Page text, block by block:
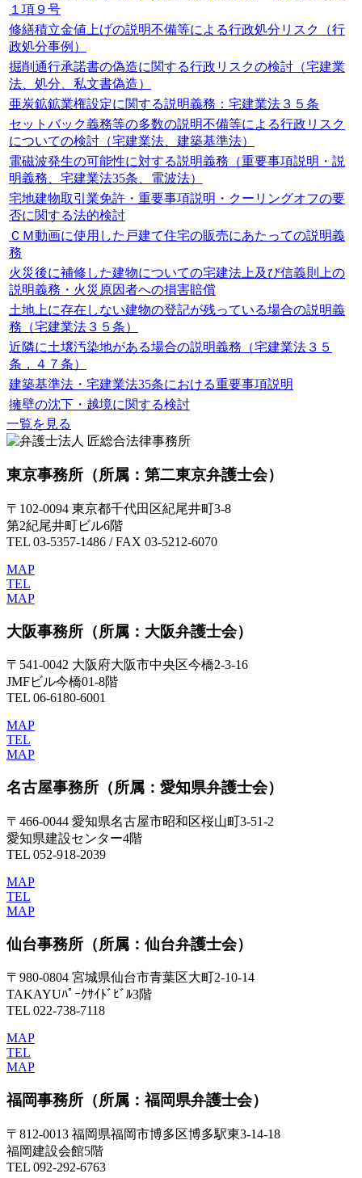
１項９号
修繕積立金値上げの説明不備等による行政処分リスク（行
政処分事例）
掘削通行承諾書の偽造に関する行政リスクの検討（宅建業
法、処分、私文書偽造）
亜炭鉱鉱業権設定に関する説明義務：宅建業法３５条
セットバック義務等の多数の説明不備等による行政リスク
についての検討（宅建業法、建築基準法）
電磁波発生の可能性に対する説明義務（重要事項説明・説
明義務、宅建業法35条、電波法）
宅地建物取引業免許・重要事項説明・クーリングオフの要
否に関する法的検討
ＣＭ動画に使用した戸建て住宅の販売にあたっての説明義
務
火災後に補修した建物についての宅建法上及び信義則上の
説明義務・火災原因者への損害賠償
土地上に存在しない建物の登記が残っている場合の説明義
務（宅建業法３５条）
近隣に土壌汚染地がある場合の説明義務（宅建業法３５
条，４７条）
建築基準法・宅建業法35条における重要事項説明
擁壁の沈下・越境に関する検討
一覧を見る
東京事務所 （所属：第二東京弁護士会）
〒102-0094 東京都千代田区紀尾井町3-8
第2紀尾井町ビル6階
TEL 03-5357-1486 / FAX 03-5212-6070
MAP
TEL
MAP
大阪事務所 （所属：大阪弁護士会）
〒541-0042 大阪府大阪市中央区今橋2-3-16
JMFビル今橋01-8階
TEL 06-6180-6001
MAP
TEL
MAP
名古屋事務所 （所属：愛知県弁護士会）
〒466-0044 愛知県名古屋市昭和区桜山町3-51-2
愛知県建設センター4階
TEL 052-918-2039
MAP
TEL
MAP
仙台事務所 （所属：仙台弁護士会）
〒980-0804 宮城県仙台市青葉区大町2-10-14
TAKAYUﾊﾟｰｸｻｲﾄﾞﾋﾞﾙ3階
TEL 022-738-7118
MAP
TEL
MAP
福岡事務所 （所属：福岡県弁護士会）
〒812-0013 福岡県福岡市博多区博多駅東3-14-18
福岡建設会館5階
TEL 092-292-6763